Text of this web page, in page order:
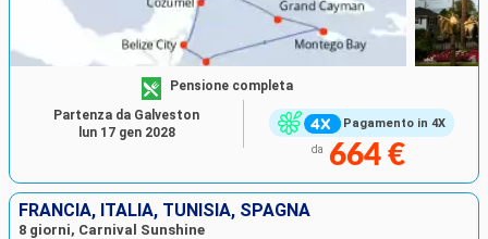
Pagamento in 4X
Pensione completa
da 664 €
Partenza da Galveston
lun 17 gen 2028
FRANCIA, ITALIA, TUNISIA, SPAGNA
8 giorni, Carnival Sunshine